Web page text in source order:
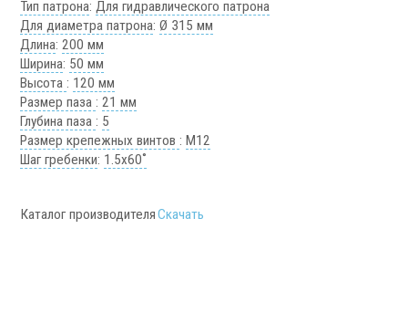
Скиммеры СОЖ
Тип патрона:Для гидравлического патрона
Для диаметра патрона:Ø 315 мм
Длина:200 мм
Ширина: 50 мм
Высота : 120 мм
Размер паза :21 мм
Глубина паза : 5
Размер крепежных винтов :М12
Шаг гребенки: 1.5х60˚
Каталог производителяСкачать